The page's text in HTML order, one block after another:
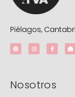
Piélagos,
Nosotros